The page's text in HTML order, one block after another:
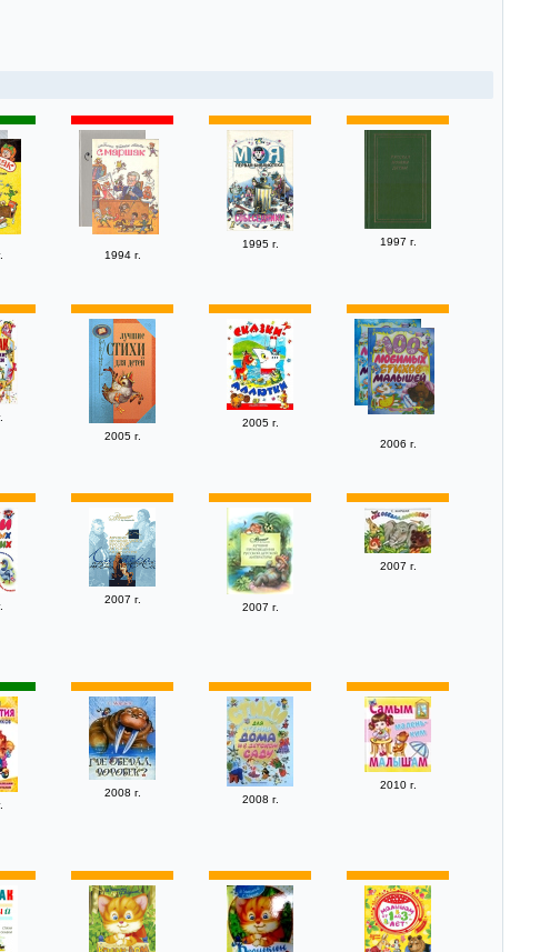
1994 г.
1995 г. 1997 г.
2005 г.
2005 г.
2006 г.
2007 г.
2007 г.
2007 г.
2008 г.
2008 г.
2010 г.